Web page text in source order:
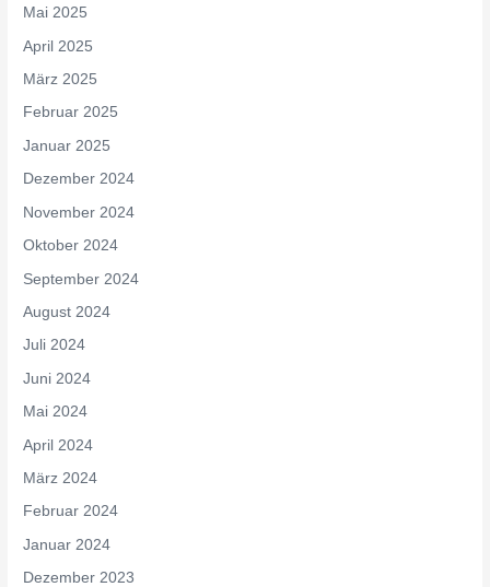
Mai 2025
April 2025
März 2025
Februar 2025
Januar 2025
Dezember 2024
November 2024
Oktober 2024
September 2024
August 2024
Juli 2024
Juni 2024
Mai 2024
April 2024
März 2024
Februar 2024
Januar 2024
Dezember 2023